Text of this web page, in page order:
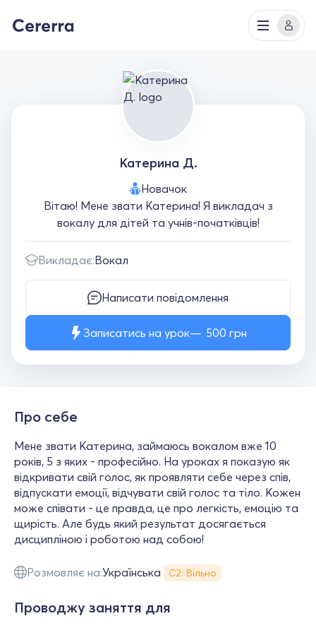
Катерина Д.
Новачок
Вітаю! Мене звати Катерина! Я викладач з
вокалу для дітей та учнів-початківців!
Викладає:Вокал
Написати повідомлення
Записатись на урок 500 грн
Про себе
Мене звати Катерина, займаюсь вокалом вже 10
років, 5 з яких - професійно. На уроках я показую як
відкривати свій голос, як проявляти себе через спів,
відпускати емоції, відчувати свій голос та тіло. Кожен
може співати - це правда, це про легкість, емоцію та
щирість. Але будь який результат досягається
дисципліною і роботою над собою!
Розмовляє на:Українська С2: Вільно
Проводжу заняття для